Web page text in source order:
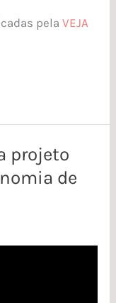
pelaVEJA
projeto
de